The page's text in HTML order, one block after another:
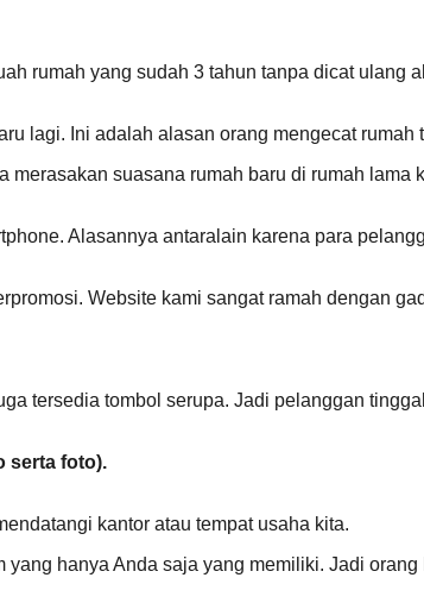
rumah yang sudah 3 tahun tanpa dicat ulang
lagi. Ini adalah alasan orang mengecat rumah
suasana rumah baru di rumah
Alasannya antaralain karena para
Website kami sangat ramah dengan
tersedia tombol serupa. Jadi pelanggan
serta foto).
kantor atau tempat usaha kita.
hanya Anda saja yang memiliki. Jadi